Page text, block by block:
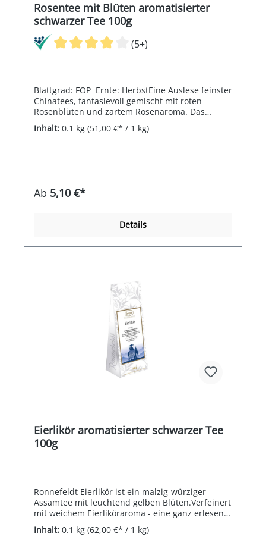
Rosentee mit Blüten aromatisierter
schwarzer Tee 100g
(5+)
Blattgrad: FOP Ernte: HerbstEine Auslese feinster
Chinatees, fantasievoll gemischt mit roten
Rosenblüten und zartem Rosenaroma. Das
Ergebnis: eine Kreation blumig, mild und leicht.
Inhalt: 0.1 kg (51,00 €* / 1 kg)
Ab 5,10 €*
Details
Eierlikör aromatisierter schwarzer Tee
100g
Ronnefeldt Eierlikör ist ein malzig-würziger
Assamtee mit leuchtend gelben Blüten.Verfeinert
mit weichem Eierliköraroma - eine ganz erlesene
Komposition.
Inhalt: 0.1 kg (62,00 €* / 1 kg)